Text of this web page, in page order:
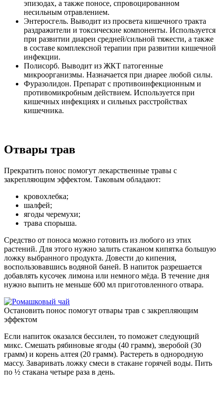
эпизодах, а также поносе, спровоцированном
несильным отравлением.
Энтеросгель. Выводит из просвета кишечного тракта
раздражители и токсические компоненты. Используется
при развитии диареи средней/сильной тяжести, а также
в составе комплексной терапии при развитии кишечной
инфекции.
Полисорб. Выводит из ЖКТ патогенные
микроорганизмы. Назначается при диарее любой силы.
Фуразолидон. Препарат с противоинфекционным и
противомикробным действием. Используется при
кишечных инфекциях и сильных расстройствах
кишечника.
Отвары трав
Прекратить понос помогут лекарственные травы с
закрепляющим эффектом. Таковым обладают:
кровохлебка;
шалфей;
ягоды черемухи;
трава спорыша.
Средство от поноса можно готовить из любого из этих
растений. Для этого нужно залить стаканом кипятка большую
ложку выбранного продукта. Довести до кипения,
воспользовавшись водяной баней. В напиток разрешается
добавлять кусочек лимона или немного мёда. В течение дня
нужно выпить не меньше 600 мл приготовленного отвара.
Остановить понос помогут отвары трав с закрепляющим
эффектом
Если напиток оказался бессилен, то поможет следующий
микс. Смешать рябиновые ягоды (40 грамм), зверобой (30
грамм) и корень алтея (20 грамм). Растереть в однородную
массу. Заваривать ложку смеси в стакане горячей воды. Пить
по ½ стакана четыре раза в день.